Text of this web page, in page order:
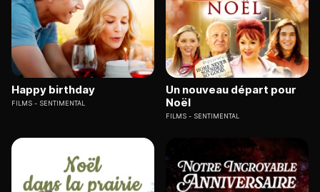
Happy birthday
FILMS SENTIMENTAL
Un nouveau départ pour
Noël
FILMS SENTIMENTAL